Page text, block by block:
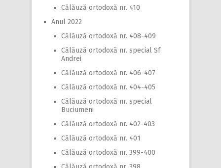
Călăuză ortodoxă nr. 410
Anul 2022
Călăuză ortodoxă nr. 408-409
Călăuză ortodoxă nr. special Sf
Andrei
Călăuză ortodoxă nr. 406-407
Călăuză ortodoxă nr. 404-405
Călăuză ortodoxă nr. special
Buciumeni
Călăuză ortodoxă nr. 402-403
Călăuză ortodoxă nr. 401
Călăuză ortodoxă nr. 399-400